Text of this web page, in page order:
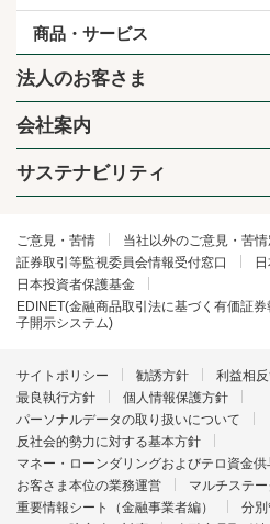
商品・サービス
法人のお客さま
会社案内
サステナビリティ
ご意見・苦情
当社以外のご意見・苦情
証券取引等監視委員会情報受付窓口
日本投資者保護基金
EDINET(金融商品取引法に基づく有価証
子開示システム)
サイトポリシー 勧誘方針
利益相反
最良執行方針
個人情報保護方針
パーソナルデータの取り扱いについて
反社会的勢力に対する基本方針
マネー・ローンダリングおよびテロ資金
お客さま本位の業務運営
マルチステ
重要情報シート（金融事業者編）
分別